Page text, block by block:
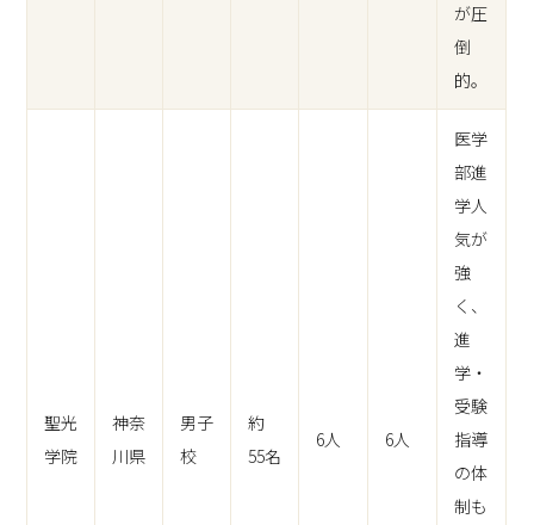
が圧
倒
的。
聖光
学院
神奈
川県
男子
校
約
55名
6人 6人
医学
部進
学人
気が
強
く、
進
学・
受験
指導
の体
制も